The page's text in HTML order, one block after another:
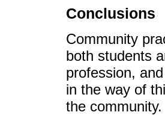
Conclusions
Community
both students
profession,
in the way of
the community.